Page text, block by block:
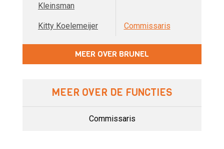
Kleinsman
Kitty Koelemeijer Commissaris
MEER OVER BRUNEL
MEER OVER DE FUNCTIES
Commissaris